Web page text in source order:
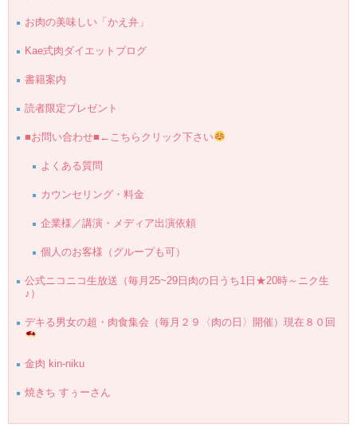
お肉の美味しい「かえ弁」
Kae式肉ダイエットブログ
書籍案内
読者限定プレゼント
■お問い合わせ■←こちらクリック下さい
よくある質問
カウンセリング・料金
企業様／講演・メディア出演依頼
個人のお客様（グループも可）
公式ニコニコ生放送（毎月25~29日肉の日うち1日★20時～ニク生
♪）
デキる男女の超・肉食集会（毎月２９〈肉の日〉開催）現在８０回
金肉 kin-niku
焼きち すぅーさん